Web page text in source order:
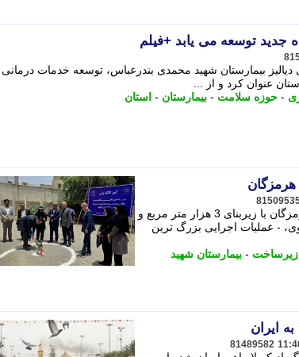
جدید توسعه می یابد +فیلم
بیمارستان شهید محمدی بندرعباس، توسعه خدمات درمانی
عنوان کرد و از ...
- حوزه سلامت - بیمارستان - استان
هرمزگان
عملیات اجرایی بزرگ ترین مرکز تخصصی دیالیز استان هرمزگان با زیربنای 3 هزار متر مربع و
- عملیات اجرایی بزرگ ترین
زیرساخت - بیمارستان شهید
81489582